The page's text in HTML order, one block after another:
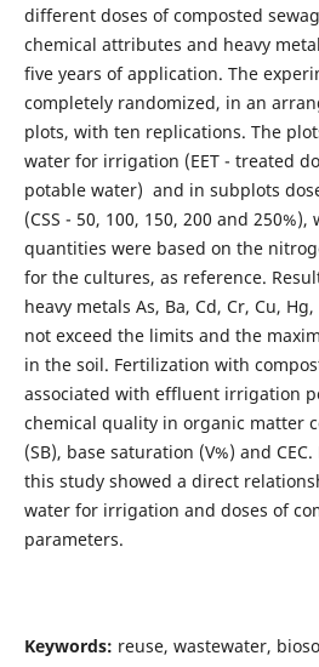
different doses of composted
chemical attributes and heavy
five years of application. The
completely randomized, in an
plots, with ten replications. The
water for irrigation (EET - treated
potable water) and in subplots
(CSS - 50, 100, 150, 200 and
quantities were based on the
for the cultures, as reference.
heavy metals As, Ba, Cd, Cr, Cu,
not exceed the limits and the
in the soil. Fertilization with
associated with effluent irrigation
chemical quality in organic matter
(SB), base saturation (V%) and
this study showed a direct
water for irrigation and doses of
parameters.
Keywords: reuse, wastewater,